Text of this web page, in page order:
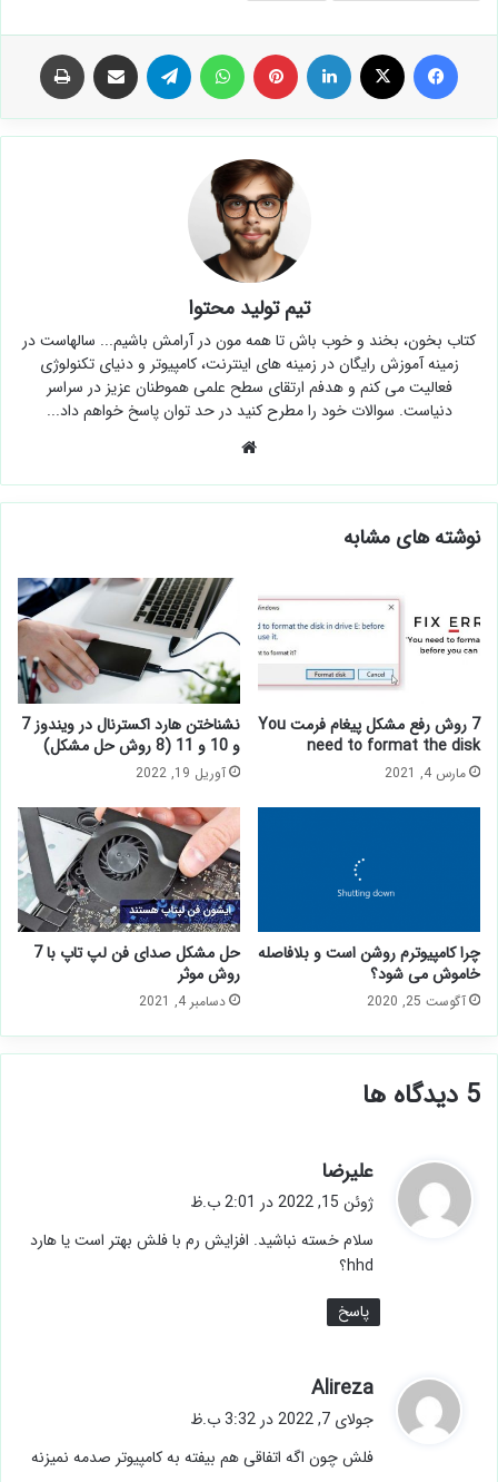
فیس بوک لینکدین ‫پین‌ترست واتس آپ تلگرام اشتراک گذاری از طریق ایمیل
تیم تولید محتوا
کتاب بخون، بخند و خوب باش تا همه مون در آرامش باشیم...
سالهاست در زمینه آموزش رایگان در زمینه های اینترنت، کامپیوتر و
دنیای تکنولوژی فعالیت می کنم و هدفم ارتقای سطح علمی هموطنان
عزیز در سراسر دنیاست. سوالات خود را مطرح کنید در حد توان پاسخ
خواهم داد...
وبسایت
نوشته های مشابه
7 روش رفع مشکل پیغام فرمت
نشناختن هارد اكسترنال در ويندوز
مشکل)
آوریل 19, 2022
چرا کامپیوترم روشن است و
بلافاصله خاموش می شود؟
حل مشکل صدای فن لپ تاپ با
7 روش موثر
‫5 دیدگاه ها
علیرضا
سلام خسته نباشید. افزایش رم با فلش بهتر است یا
پاسخ